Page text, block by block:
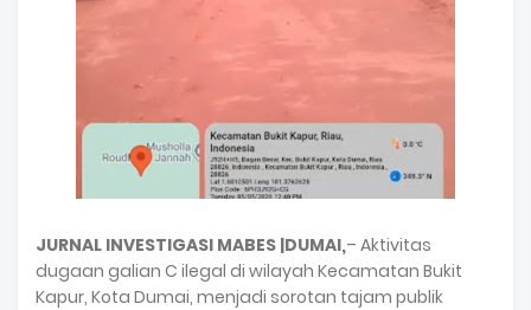
JURNAL INVESTIGASI MABES |DUMAI,– Aktivitas
dugaan galian C ilegal di wilayah Kecamatan Bukit
Kapur, Kota Dumai, menjadi sorotan tajam publik